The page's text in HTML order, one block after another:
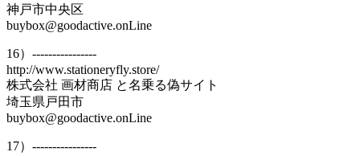
神戸市中央区
buybox@goodactive.onLine
16）----------------
http://www.stationeryfly.store/
株式会社 画材商店 と名乗る偽サイト
埼玉県戸田市
buybox@goodactive.onLine
17）----------------